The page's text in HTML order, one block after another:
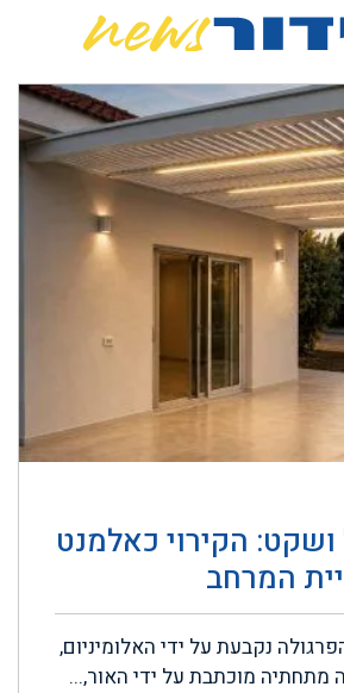
ושקט: הקירוי כאלמנט
המרחב
נקבעת על ידי האלומיניום,
מתחתיה מוכתבת על ידי האור,...